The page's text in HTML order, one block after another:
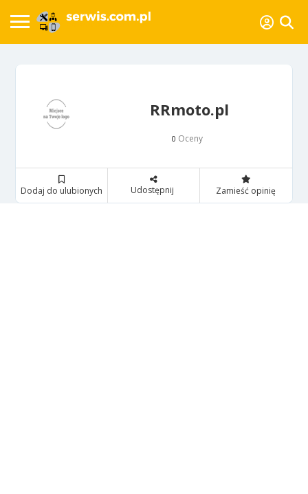
RRmoto.pl
0 Oceny
Dodaj do ulubionych Udostępnij Zamieść opinię